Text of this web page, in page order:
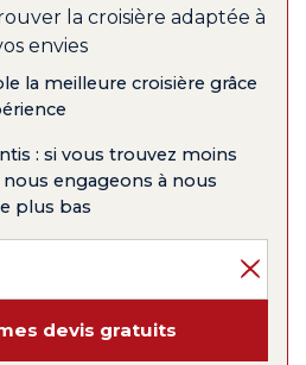
la croisière adaptée à
envies
la meilleure croisière grâce
: si vous trouvez moins
engageons à nous
plus bas
devis gratuits